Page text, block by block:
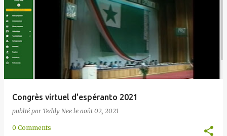
Congrès virtuel d'espéranto 2021
publié par Teddy Nee le août 02, 2021
0 Comments